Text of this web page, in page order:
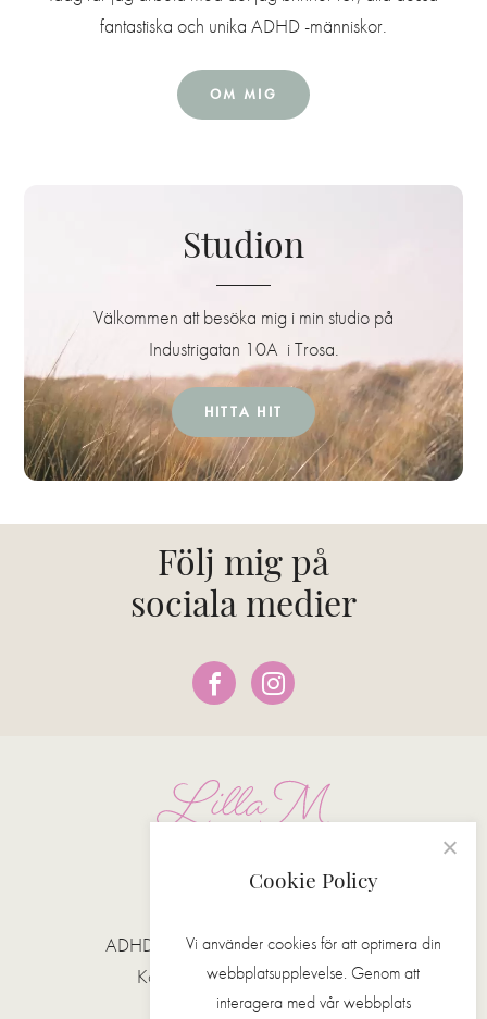
fantastiska och unika ADHD -människor.
OM MIG
Studion
Välkommen att besöka mig i min studio på
Industrigatan 10A i Trosa.
HITTA HIT
Följ mig på
sociala medier
ADHD-coaching
Make Up
Kostrådgivning
Kontakt
Cookie Policy
Vi använder cookies för att optimera din
webbplatsupplevelse. Genom att
interagera med vår webbplats